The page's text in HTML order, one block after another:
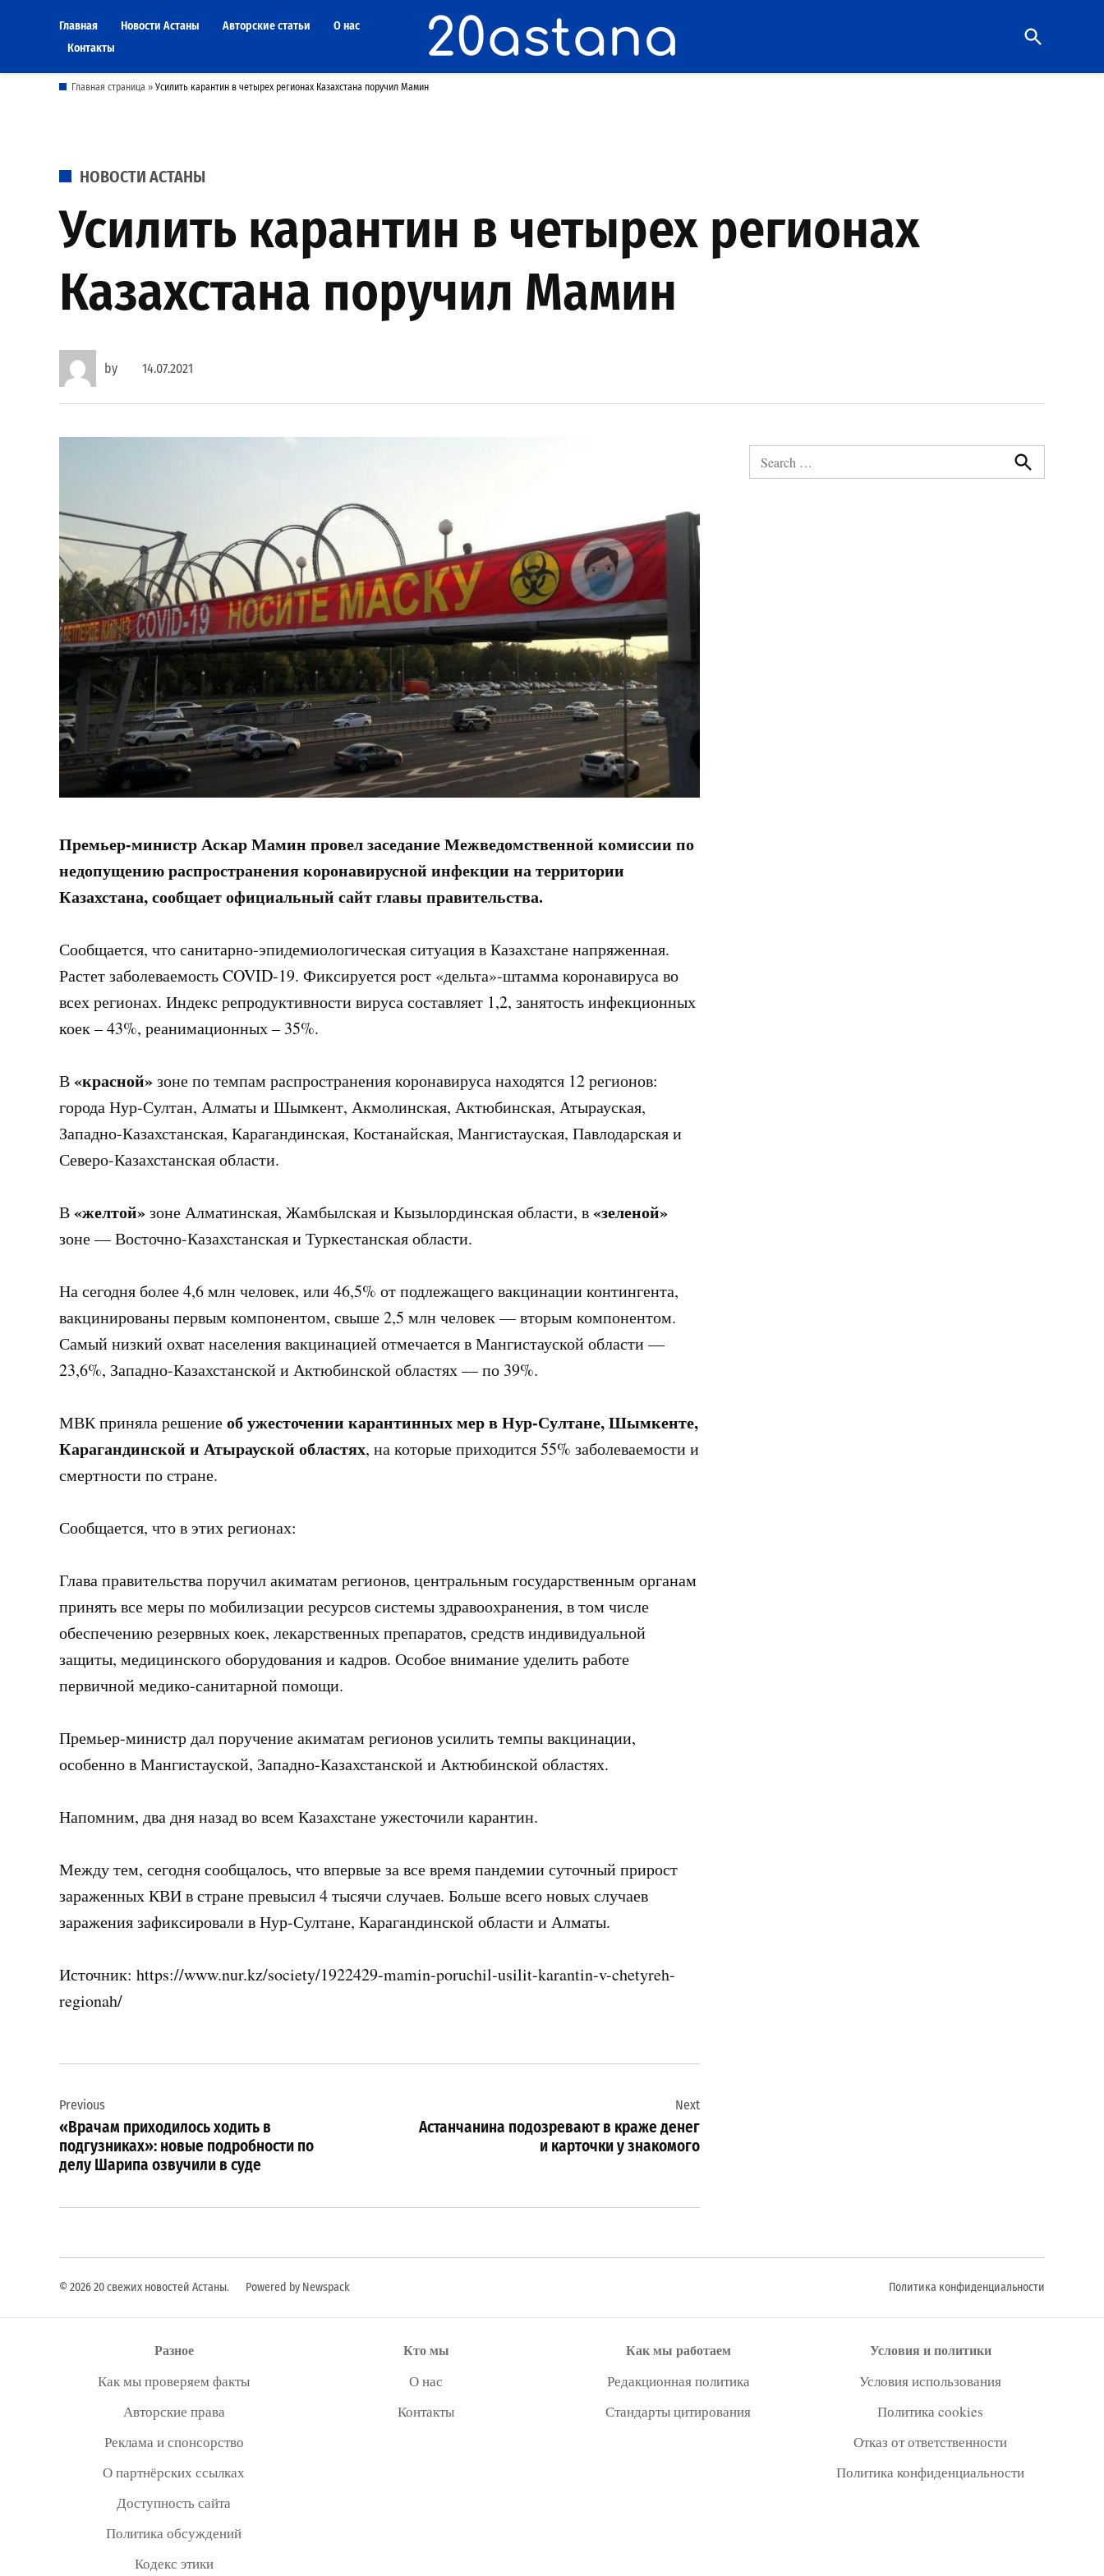
Главная Новости Астаны Авторские статьи
О нас
Контакты
Open
Search
Главная страница » Усилить карантин в четырех регионах Казахстана поручил Мамин
POSTED
НОВОСТИ АСТАНЫ
Усилить карантин в четырех регионах
Казахстана поручил Мамин
by 14.07.2021
Премьер-министр Аскар Мамин провел заседание Межведомственной комиссии по
недопущению распространения коронавирусной инфекции на территории
Казахстана, сообщает официальный сайт главы правительства.
Сообщается, что санитарно-эпидемиологическая ситуация в Казахстане напряженная.
Растет заболеваемость COVID-19. Фиксируется рост «дельта»-штамма коронавируса во
всех регионах. Индекс репродуктивности вируса составляет 1,2, занятость инфекционных
коек – 43%, реанимационных – 35%.
В«красной»зоне по темпам распространения коронавируса находятся 12 регионов:
города Нур-Султан, Алматы и Шымкент, Акмолинская, Актюбинская, Атырауская,
Западно-Казахстанская, Карагандинская, Костанайская, Мангистауская, Павлодарская и
Северо-Казахстанская области.
В«желтой»зоне Алматинская, Жамбылская и Кызылординская области, в«зеленой»
зоне — Восточно-Казахстанская и Туркестанская области.
На сегодня более 4,6 млн человек, или 46,5% от подлежащего вакцинации контингента,
вакцинированы первым компонентом, свыше 2,5 млн человек — вторым компонентом.
Самый низкий охват населения вакцинацией отмечается в Мангистауской области —
23,6%, Западно-Казахстанской и Актюбинской областях — по 39%.
МВК приняла решениеоб ужесточении карантинных мер в Нур-Султане, Шымкенте,
Карагандинской и Атырауской областях, на которые приходится 55% заболеваемости и
смертности по стране.
Сообщается, что в этих регионах:
Глава правительства поручил акиматам регионов, центральным государственным органам
принять все меры по мобилизации ресурсов системы здравоохранения, в том числе
обеспечению резервных коек, лекарственных препаратов, средств индивидуальной
защиты, медицинского оборудования и кадров. Особое внимание уделить работе
первичной медико-санитарной помощи.
Премьер-министр дал поручение акиматам регионов усилить темпы вакцинации,
особенно в Мангистауской, Западно-Казахстанской и Актюбинской областях.
Напомним, два дня назад во всем Казахстане ужесточили карантин.
Между тем, сегодня сообщалось, что впервые за все время пандемии суточный прирост
зараженных КВИ в стране превысил 4 тысячи случаев. Больше всего новых случаев
заражения зафиксировали в Нур-Султане, Карагандинской области и Алматы.
Источник: https://www.nur.kz/society/1922429-mamin-poruchil-usilit-karantin-v-chetyreh-
regionah/
по
записям
Previous
«Врачам приходилось ходить в
подгузниках»: новые подробности по
делу Шарипа озвучили в суде
Next
Астанчанина подозревают в краже денег
и карточки у знакомого
Search
for:
Search
© 2026 20 свежих новостей Астаны. Powered by Newspack Политика конфиденциальности
Разное
Как мы проверяем факты
Авторские права
Реклама и спонсорство
О партнёрских ссылках
Доступность сайта
Политика обсуждений
Кодекс этики
Кто мы
О нас
Контакты
Как мы работаем
Редакционная политика
Стандарты цитирования
Условия и политики
Условия использования
Политика cookies
Отказ от ответственности
Политика конфиденциальности